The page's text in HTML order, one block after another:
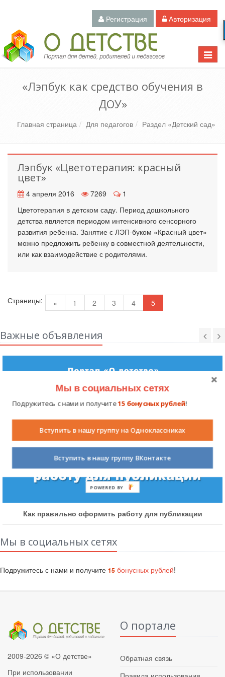
Регистрация Авторизация
Toggle
Педагогический портал «О детстве»
«Лэпбук как средство обучения в
ДОУ»
Главная страница Для педагогов Раздел «Детский сад»
Лэпбук «Цветотерапия: красный
цвет»
4 апреля 2016 7269
1
Цветотерапия в детском саду. Период дошкольного
детства является периодом интенсивного сенсорного
развития ребенка. Занятие с ЛЭП-буком «Красный цвет»
можно предложить ребенку в совместной деятельности,
или как взаимодействие с родителями.
Страницы: « 1 2 3 4 5
Важные объявления
для публикации Как получить
Мы в социальных сетях
Подружитесь с нами и получите 15 бонусных рублей!
2009-2026 © «О детстве»
При использовании
О портале
Обратная связь
Мы в социальных сетях
Подружитесь с нами и получите15 бонусных рублей!
Вступить в нашу группу на Одноклассниках
Вступить в нашу группу ВКонтакте
POWERED BY